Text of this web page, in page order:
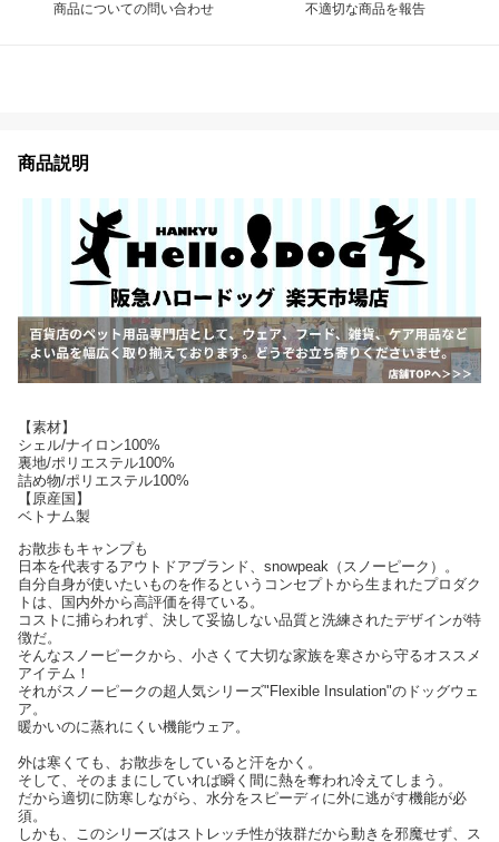
商品についての問い合わせ 不適切な商品を報告
商品説明
【素材】
シェル/ナイロン100%
裏地/ポリエステル100%
詰め物/ポリエステル100%
【原産国】
ベトナム製
お散歩もキャンプも
日本を代表するアウトドアブランド、snowpeak（スノーピーク）。
自分自身が使いたいものを作るというコンセプトから生まれたプロダク
トは、国内外から高評価を得ている。
コストに捕らわれず、決して妥協しない品質と洗練されたデザインが特
徴だ。
そんなスノーピークから、小さくて大切な家族を寒さから守るオススメ
アイテム！
それがスノーピークの超人気シリーズ"Flexible Insulation"のドッグウェ
ア。
暖かいのに蒸れにくい機能ウェア。
外は寒くても、お散歩をしていると汗をかく。
そして、そのままにしていれば瞬く間に熱を奪われ冷えてしまう。
だから適切に防寒しながら、水分をスピーディに外に逃がす機能が必
須。
しかも、このシリーズはストレッチ性が抜群だから動きを邪魔せず、ス